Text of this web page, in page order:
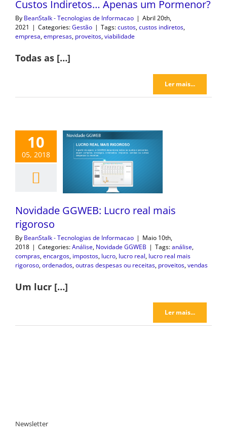
Custos Indiretos… Apenas um Pormenor?
By BeanStalk - Tecnologias de Informacao | Abril 20th,
2021 | Categories:Gestão | Tags:custos,custos indiretos,
empresa,empresas, proveitos,viabilidade
Todas as […]
Ler mais...
10
05, 2018
Novidade GGWEB: Lucro real mais
rigoroso
By BeanStalk - Tecnologias de Informacao | Maio 10th,
2018 | Categories:Análise, Novidade GGWEB | Tags:análise,
compras,encargos, impostos, lucro, lucro real, lucro real mais
rigoroso,ordenados,outras despesas ou receitas, proveitos,vendas
Um lucr […]
Ler mais...
Newsletter